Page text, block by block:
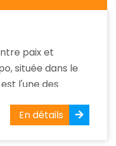
paix et
située dans le
l'une des
par les
En détails